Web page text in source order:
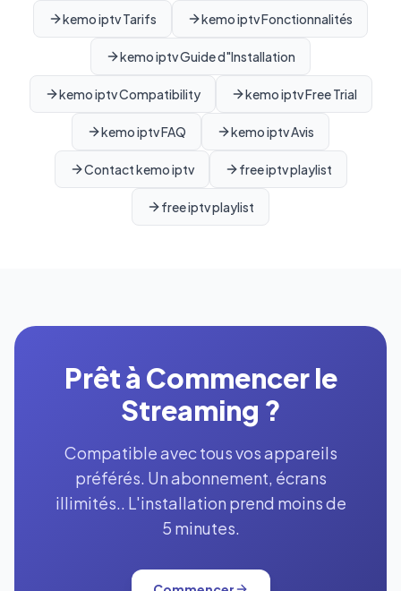
kemo iptv Tarifs kemo iptv Fonctionnalités
kemo iptv Guide d"Installation
kemo iptv Compatibility kemo iptv Free Trial
kemo iptv FAQ kemo iptv Avis
Contact kemo iptv free iptv playlist
free iptv playlist
Prêt à Commencer le
Streaming ?
Compatible avec tous vos appareils
préférés. Un abonnement, écrans
illimités.. L'installation prend moins de
5 minutes.